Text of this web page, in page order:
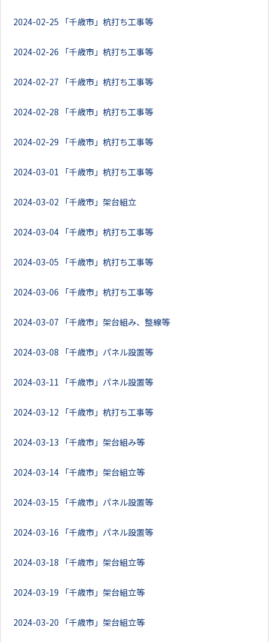
2024-02-25 「千歳市」杭打ち工事等
2024-02-26 「千歳市」杭打ち工事等
2024-02-27 「千歳市」杭打ち工事等
2024-02-28 「千歳市」杭打ち工事等
2024-02-29 「千歳市」杭打ち工事等
2024-03-01 「千歳市」杭打ち工事等
2024-03-02 「千歳市」架台組立
2024-03-04 「千歳市」杭打ち工事等
2024-03-05 「千歳市」杭打ち工事等
2024-03-06 「千歳市」杭打ち工事等
2024-03-07 「千歳市」架台組み、整線等
2024-03-08 「千歳市」パネル設置等
2024-03-11 「千歳市」パネル設置等
2024-03-12 「千歳市」杭打ち工事等
2024-03-13 「千歳市」架台組み等
2024-03-14 「千歳市」架台組立等
2024-03-15 「千歳市」パネル設置等
2024-03-16 「千歳市」パネル設置等
2024-03-18 「千歳市」架台組立等
2024-03-19 「千歳市」架台組立等
2024-03-20 「千歳市」架台組立等